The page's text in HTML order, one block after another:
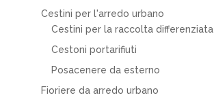
Cestini per l'arredo urbano
Cestini per la raccolta differenziata
Cestoni portarifiuti
Posacenere da esterno
Fioriere da arredo urbano